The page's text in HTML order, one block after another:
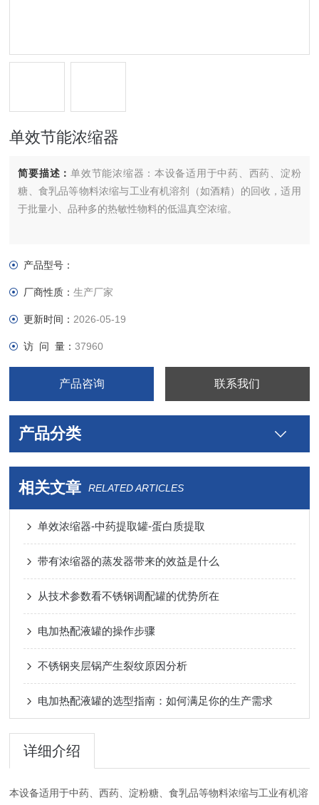
单效节能浓缩器
简要描述：单效节能浓缩器：本设备适用于中药、西药、淀粉
糖、食乳品等物料浓缩与工业有机溶剂（如酒精）的回收，适用
于批量小、品种多的热敏性物料的低温真空浓缩。
产品型号：
厂商性质：生产厂家
更新时间： 2026-05-19
访 问 量：37960
产品咨询 联系我们
产品分类
相关文章 RELATED ARTICLES
单效浓缩器-中药提取罐-蛋白质提取
带有浓缩器的蒸发器带来的效益是什么
从技术参数看不锈钢调配罐的优势所在
电加热配液罐的操作步骤
不锈钢夹层锅产生裂纹原因分析
电加热配液罐的选型指南：如何满足你的生产需求
详细介绍
本设备适用于中药、西药、淀粉糖、食乳品等物料浓缩与工业有机溶